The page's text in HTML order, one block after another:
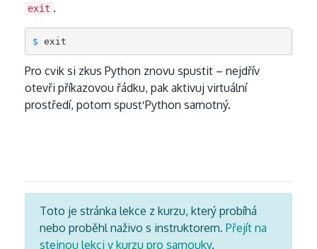
exit .
$ exit
Pro cvik si zkus Python znovu spustit – nejdřív
otevři příkazovou řádku, pak aktivuj virtuální
prostředí, potom spusť Python samotný.
Toto je stránka lekce z kurzu, který probíhá
nebo proběhl naživo s instruktorem. Přejít na
stejnou lekci v kurzu pro samouky.